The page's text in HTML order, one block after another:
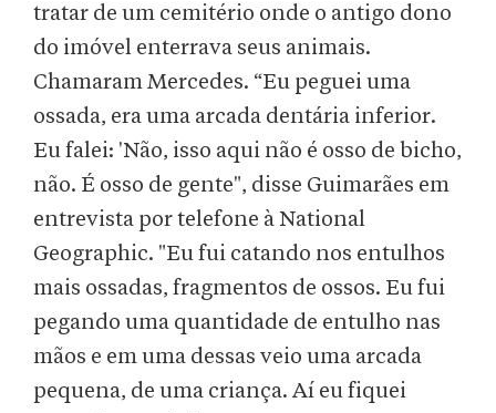
tratar de um cemitério onde o antigo dono
do imóvel enterrava seus animais.
Chamaram Mercedes. “Eu peguei uma
ossada, era uma arcada dentária inferior.
Eu falei: 'Não, isso aqui não é osso de bicho,
não. É osso de gente", disse Guimarães em
entrevista por telefone à National
Geographic. "Eu fui catando nos entulhos
mais ossadas, fragmentos de ossos. Eu fui
pegando uma quantidade de entulho nas
mãos e em uma dessas veio uma arcada
pequena, de uma criança. Aí eu fiquei